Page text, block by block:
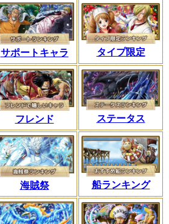
サポートキャラ タイプ限定
フレンド ステータス
海賊祭 船ランキング